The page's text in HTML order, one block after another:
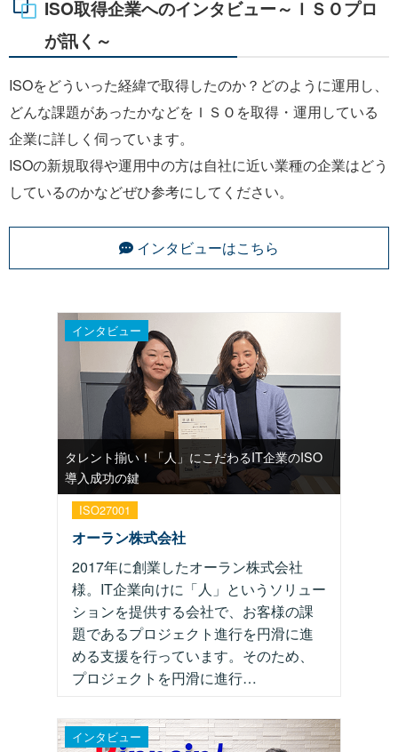
ISO取得企業へのインタビュー～ＩＳＯプロ
が訊く～
ISOをどういった経緯で取得したのか？どのように運用し、
どんな課題があったかなどをＩＳＯを取得・運用している
企業に詳しく伺っています。
ISOの新規取得や運用中の方は自社に近い業種の企業はどう
しているのかなどぜひ参考にしてください。
インタビューはこちら
インタビュー
タレント揃い！「人」にこだわるIT企業のISO
導入成功の鍵
ISO27001
オーラン株式会社
2017年に創業したオーラン株式会社
様。IT企業向けに「人」というソリュー
ションを提供する会社で、お客様の課
題であるプロジェクト進行を円滑に進
める支援を行っています。そのため、
プロジェクトを円滑に進行…
インタビュー